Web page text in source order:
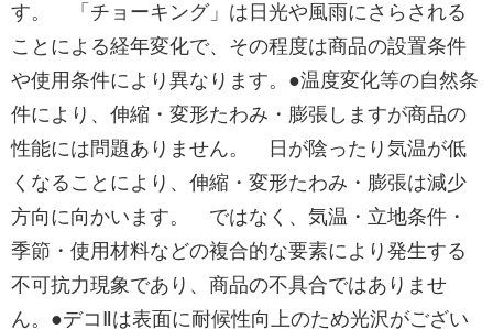
す。 「チョーキング」は日光や風雨にさらされる
ことによる経年変化で、その程度は商品の設置条件
や使用条件により異なります。●温度変化等の自然条
件により、伸縮・変形たわみ・膨張しますが商品の
性能には問題ありません。 日が陰ったり気温が低
くなることにより、伸縮・変形たわみ・膨張は減少
方向に向かいます。 ではなく、気温・立地条件・
季節・使用材料などの複合的な要素により発生する
不可抗力現象であり、商品の不具合ではありませ
ん。●デコⅡは表面に耐候性向上のため光沢がござい